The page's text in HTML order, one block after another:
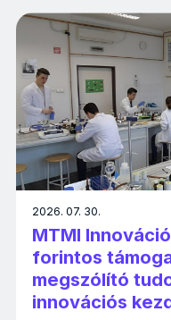
2026. 07. 30.
MTMI
forintos
megszólító
innovációs